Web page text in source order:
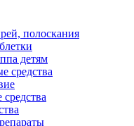
полоскания
детям
средства